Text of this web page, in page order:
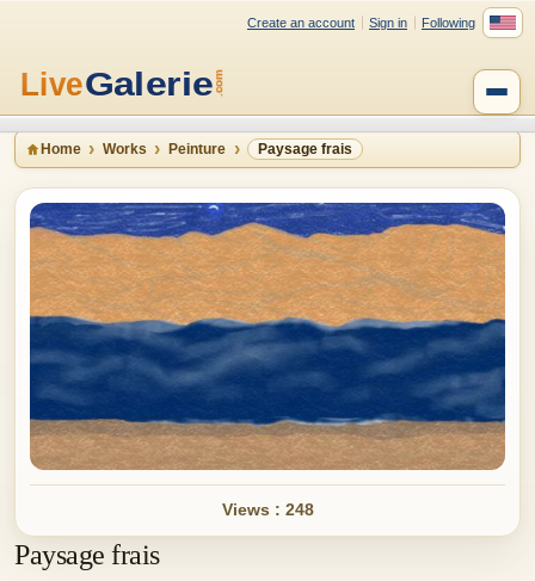
Create an account Sign in Following
Home Works Peinture Paysage frais
Views : 248
Paysage frais